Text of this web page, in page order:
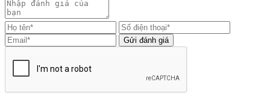
Gửi đánh giá